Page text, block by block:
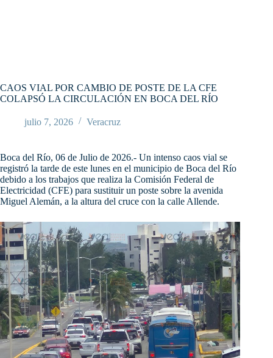
CAOS VIAL POR CAMBIO DE POSTE DE LA CFE
COLAPSÓ LA CIRCULACIÓN EN BOCA DEL RÍO
julio 7, 2026 Veracruz
Boca del Río, 06 de Julio de 2026.- Un intenso caos vial se
registró la tarde de este lunes en el municipio de Boca del Río
debido a los trabajos que realiza la Comisión Federal de
Electricidad (CFE) para sustituir un poste sobre la avenida
Miguel Alemán, a la altura del cruce con la calle Allende.